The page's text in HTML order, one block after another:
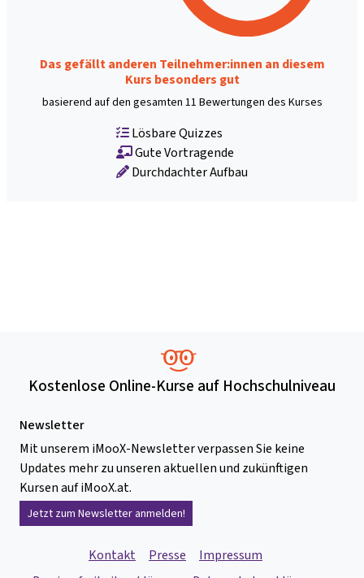
Das gefällt anderen Teilnehmer:innen an diesem
Kurs besonders gut
basierend auf den gesamten 11 Bewertungen des Kurses
Lösbare Quizzes
Gute Vortragende
Durchdachter Aufbau
Kostenlose Online-Kurse auf Hochschulniveau
Newsletter
Mit unserem iMooX-Newsletter verpassen Sie keine
Updates mehr zu unseren aktuellen und zukünftigen
Kursen auf iMooX.at.
Jetzt zum Newsletter anmelden!
Kontakt Presse
Impressum